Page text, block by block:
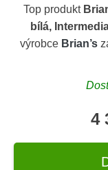
Top produkt
bílá,
výrobce Brian’s
4